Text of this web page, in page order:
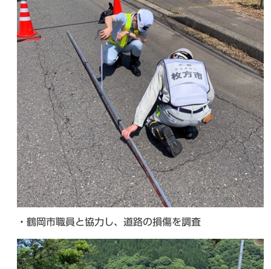
・鶴岡市職員と協力し、道路の損傷を調査